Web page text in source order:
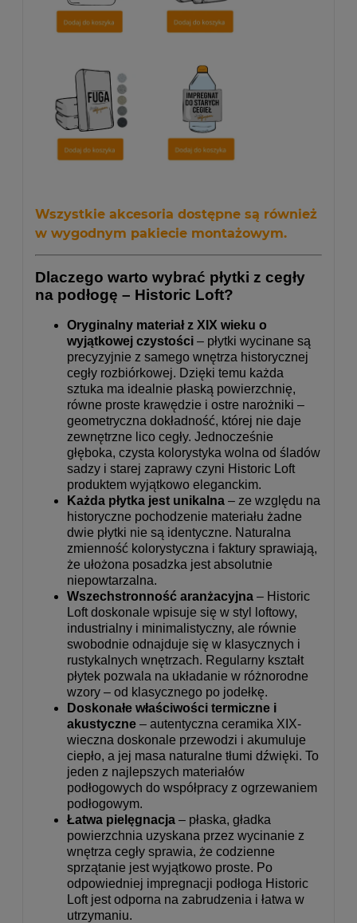
Wszystkie akcesoria dostępne są również
w wygodnym pakiecie montażowym.
Dlaczego warto wybrać płytki z cegły
na podłogę – Historic Loft?
Oryginalny materiał z XIX wieku o
wyjątkowej czystości – płytki wycinane są
precyzyjnie z samego wnętrza historycznej
cegły rozbiórkowej. Dzięki temu każda
sztuka ma idealnie płaską powierzchnię,
równe proste krawędzie i ostre narożniki –
geometryczna dokładność, której nie daje
zewnętrzne lico cegły. Jednocześnie
głęboka, czysta kolorystyka wolna od śladów
sadzy i starej zaprawy czyni Historic Loft
produktem wyjątkowo eleganckim.
Każda płytka jest unikalna – ze względu na
historyczne pochodzenie materiału żadne
dwie płytki nie są identyczne. Naturalna
zmienność kolorystyczna i faktury sprawiają,
że ułożona posadzka jest absolutnie
niepowtarzalna.
Wszechstronność aranżacyjna – Historic
Loft doskonale wpisuje się w styl loftowy,
industrialny i minimalistyczny, ale równie
swobodnie odnajduje się w klasycznych i
rustykalnych wnętrzach. Regularny kształt
płytek pozwala na układanie w różnorodne
wzory – od klasycznego po jodełkę.
Doskonałe właściwości termiczne i
akustyczne – autentyczna ceramika XIX-
wieczna doskonale przewodzi i akumuluje
ciepło, a jej masa naturalne tłumi dźwięki. To
jeden z najlepszych materiałów
podłogowych do współpracy z ogrzewaniem
podłogowym.
Łatwa pielęgnacja – płaska, gładka
powierzchnia uzyskana przez wycinanie z
wnętrza cegły sprawia, że codzienne
sprzątanie jest wyjątkowo proste. Po
odpowiedniej impregnacji podłoga Historic
Loft jest odporna na zabrudzenia i łatwa w
utrzymaniu.